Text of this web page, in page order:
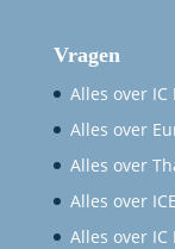
Vragen
Alles over IC
Alles over
Alles over
Alles over
Alles over IC